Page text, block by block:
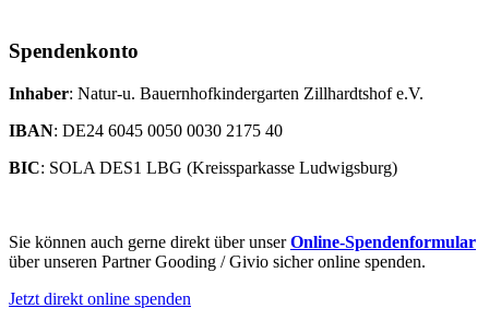
Spendenkonto
Inhaber: Natur-u. Bauernhofkindergarten Zillhardtshof e.V.
IBAN: DE24 6045 0050 0030 2175 40
BIC: SOLA DES1 LBG (Kreissparkasse Ludwigsburg)
Sie können auch gerne direkt über unserOnline-Spendenformular
über unseren Partner Gooding / Givio sicher online spenden.
Jetzt direkt online spenden